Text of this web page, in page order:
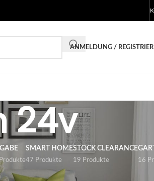
ANMELDUNG /
24v
SMART HOME
47 Produkte
STOCK CLEARANCE
19 Produkte 16
9 12 18